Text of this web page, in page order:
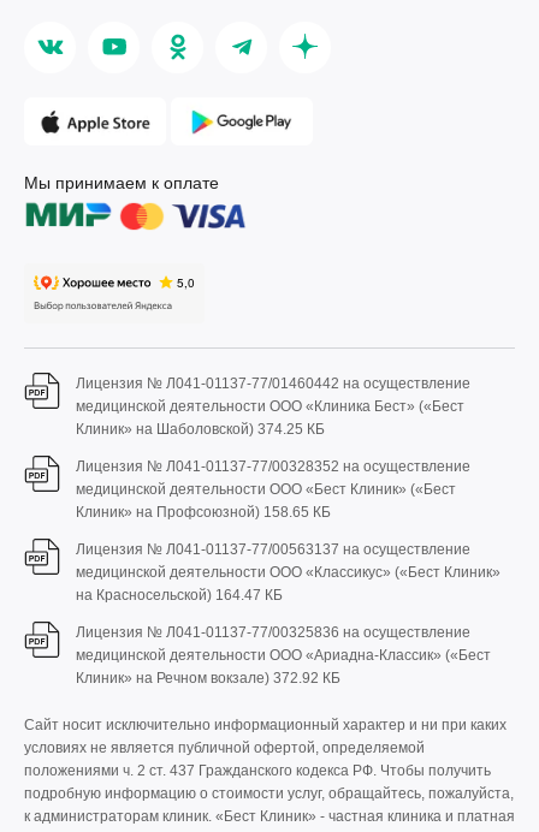
Мы принимаем к оплате
Лицензия № Л041-01137-77/01460442 на осуществление
медицинской деятельности ООО «Клиника Бест» («Бест
Клиник» на Шаболовской) 374.25 КБ
Лицензия № Л041-01137-77/00328352 на осуществление
медицинской деятельности ООО «Бест Клиник» («Бест
Клиник» на Профсоюзной) 158.65 КБ
Лицензия № Л041-01137-77/00563137 на осуществление
медицинской деятельности ООО «Классикус» («Бест Клиник»
на Красносельской) 164.47 КБ
Лицензия № Л041-01137-77/00325836 на осуществление
медицинской деятельности ООО «Ариадна-Классик» («Бест
Клиник» на Речном вокзале) 372.92 КБ
Сайт носит исключительно информационный характер и ни при каких
условиях не является публичной офертой, определяемой
положениями ч. 2 ст. 437 Гражданского кодекса РФ. Чтобы получить
подробную информацию о стоимости услуг, обращайтесь, пожалуйста,
к администраторам клиник. «Бест Клиник» - частная клиника и платная